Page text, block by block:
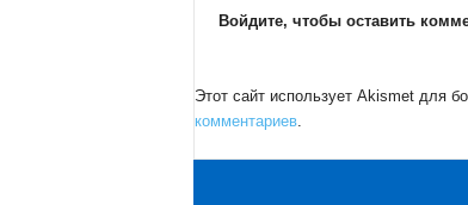
Войдите, чтобы оставить
Этот сайт использует Akismet для
комментариев.